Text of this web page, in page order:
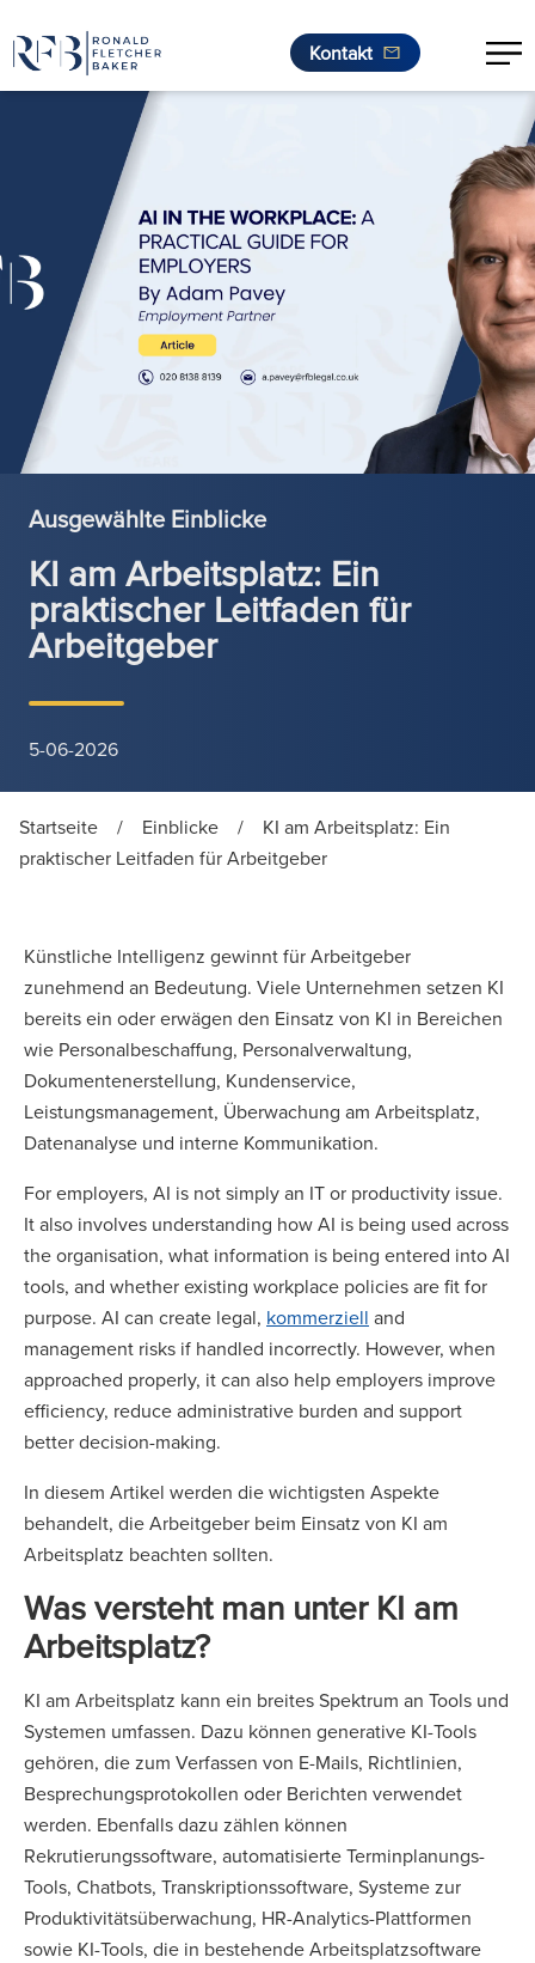
Zum Inhalt springen
Kontakt
Ausgewählte Einblicke
KI am Arbeitsplatz: Ein
praktischer Leitfaden für
Arbeitgeber
5-06-2026
Startseite / Einblicke /
KI am Arbeitsplatz: Ein
praktischer Leitfaden für Arbeitgeber
Künstliche Intelligenz gewinnt für Arbeitgeber
zunehmend an Bedeutung. Viele Unternehmen setzen KI
bereits ein oder erwägen den Einsatz von KI in Bereichen
wie Personalbeschaffung, Personalverwaltung,
Dokumentenerstellung, Kundenservice,
Leistungsmanagement, Überwachung am Arbeitsplatz,
Datenanalyse und interne Kommunikation.
For employers, AI is not simply an IT or productivity issue.
It also involves understanding how AI is being used across
the organisation, what information is being entered into AI
tools, and whether existing workplace policies are fit for
purpose. AI can create legal, kommerziell and
management risks if handled incorrectly. However, when
approached properly, it can also help employers improve
efficiency, reduce administrative burden and support
better decision-making.
In diesem Artikel werden die wichtigsten Aspekte
behandelt, die Arbeitgeber beim Einsatz von KI am
Arbeitsplatz beachten sollten.
Was versteht man unter KI am
Arbeitsplatz?
KI am Arbeitsplatz kann ein breites Spektrum an Tools und
Systemen umfassen. Dazu können generative KI-Tools
gehören, die zum Verfassen von E-Mails, Richtlinien,
Besprechungsprotokollen oder Berichten verwendet
werden. Ebenfalls dazu zählen können
Rekrutierungssoftware, automatisierte Terminplanungs-
Tools, Chatbots, Transkriptionssoftware, Systeme zur
Produktivitätsüberwachung, HR-Analytics-Plattformen
sowie KI-Tools, die in bestehende Arbeitsplatzsoftware